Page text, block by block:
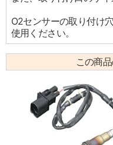
O2センサーの取り付け
使用ください。
この商